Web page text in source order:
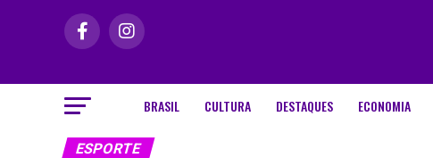
BRASIL CULTURA DESTAQUES ECONOMIA
ESPORTE